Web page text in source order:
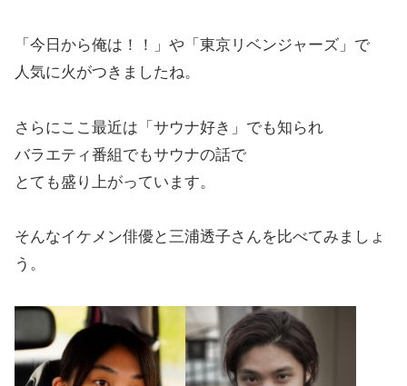
「今日から俺は！！」や「東京リベンジャーズ」で
人気に火がつきましたね。
さらにここ最近は「サウナ好き」でも知られ
バラエティ番組でもサウナの話で
とても盛り上がっています。
そんなイケメン俳優と三浦透子さんを比べてみましょ
う。